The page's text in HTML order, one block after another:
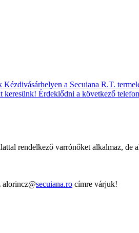
rendelkező varrónőket alkalmaz, de
alorincz@secuiana.ro címre várjuk!